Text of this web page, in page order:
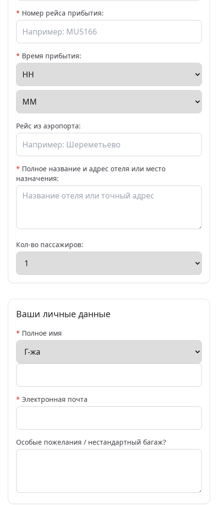
* Номер рейса прибытия:
* Время прибытия:
Рейс из аэропорта:
* Полное название и адрес отеля или место
назначения:
Кол-во пассажиров:
Ваши личные данные
* Полное имя
* Электронная почта
Особые пожелания / нестандартный багаж?